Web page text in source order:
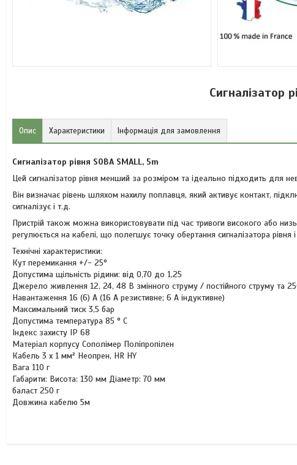
Сигналізатор
Опис Характеристики Інформація для замовлення
Сигналізатор рівня SOBA SMALL, 5m
Цей сигналізатор рівня менший за розміром та ідеально підходить для
Він визначає рівень шляхом нахилу поплавця, який активує контакт,
сигналізує і т.д.
Пристрій також можна використовувати під час тривоги високого або
регулюється на кабелі, що полегшує точку обертання сигналізатора
Технічні характеристики:
Кут перемикання +/- 25°
Допустима щільність рідини: від 0,70 до 1,25
Джерело живлення 12, 24, 48 В змінного струму / постійного струму та
Навантаження 16 (6) A (16 A резистивне; 6 A індуктивне)
Максимальний тиск 3,5 бар
Допустима температура 85 ° C
Індекс захисту IP 68
Матеріал корпусу Сополімер Поліпропілен
Кабель 3 х 1 мм² Неопрен, HR HY
Вага 110 г
Габарити: Висота: 130 мм Діаметр: 70 мм
баласт 250 г
Довжина кабелю 5м